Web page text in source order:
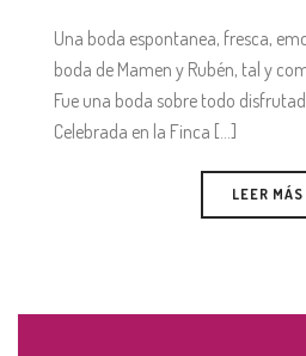
Una boda espontanea, fresca,
boda de Mamen y Rubén, tal y
Fue una boda sobre todo
Celebrada en la Finca [...]
LEER MÁS